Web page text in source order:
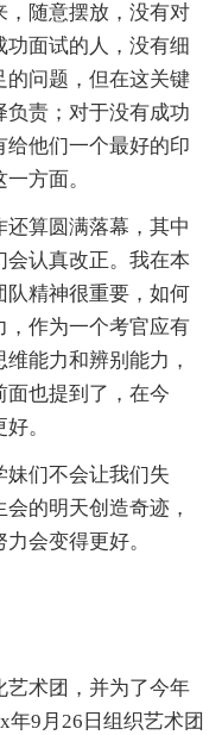
，随意摆放，没有对
功面试的人，没有细
的问题，但在这关键
负责；对于没有成功
他们一个最好的印
方面。
算圆满落幕，其中
会认真改正。我在本
队精神很重要，如何
，作为一个考官应有
能力和辨别能力，
面也提到了，在今
。
们不会让我们失
的明天创造奇迹，
会变得更好。
术团，并为了今年
9月26日组织艺术团